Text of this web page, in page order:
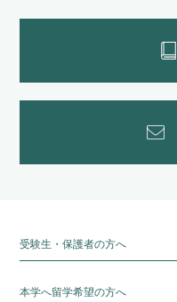
受験生・保護者の方へ
本学へ留学希望の方へ